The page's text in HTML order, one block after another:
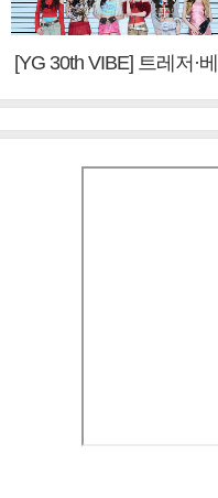
[YG 30th VIBE] 트레저·베